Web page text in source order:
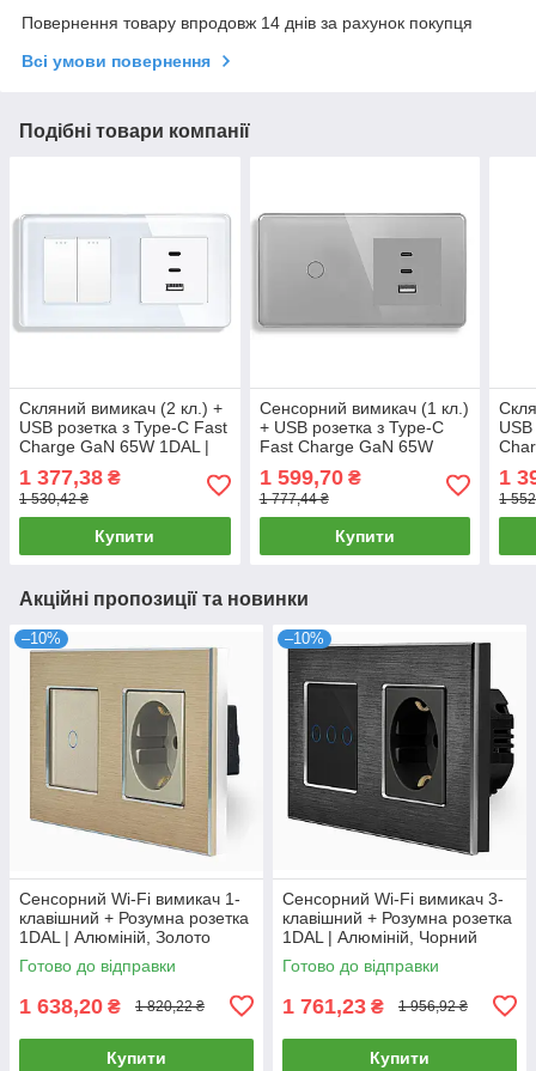
Повернення товару впродовж 14 днів за рахунок покупця
Всі умови повернення
Подібні товари компанії
Скляний вимикач (2 кл.) +
USB розетка з Type-C Fast
Charge GaN 65W 1DAL |
FC65W.WT)
1 377,38 ₴
1 530,42 ₴
Купити
Сенсорний вимикач (1 кл.)
+ USB розетка з Type-C
Fast Charge GaN 65W
SW1G-FC65W.GR)
1 599,70₴
1 777,44 ₴
Купити
1
1
Акційні пропозиції та новинки
–10%
Сенсорний Wi-Fi вимикач 1-
клавішний + Розумна розетка
1DAL | Алюміній, Золото
(A157-GSW1G.WF-ST.WF.GD)
Готово до відправки
1 638,20 ₴ 1 820,22 ₴
Купити
–10%
Сенсорний Wi-Fi вимикач 3-
клавішний + Розумна розетка
1DAL | Алюміній, Чорний
(A157-GSW3G.WF-ST.WF.BL)
Готово до відправки
1 761,23 ₴ 1 956,92 ₴
Купити